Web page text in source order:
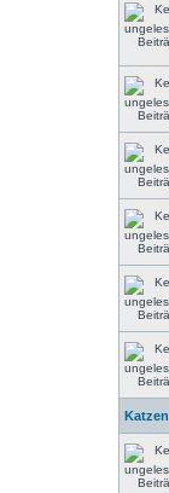
Katzen